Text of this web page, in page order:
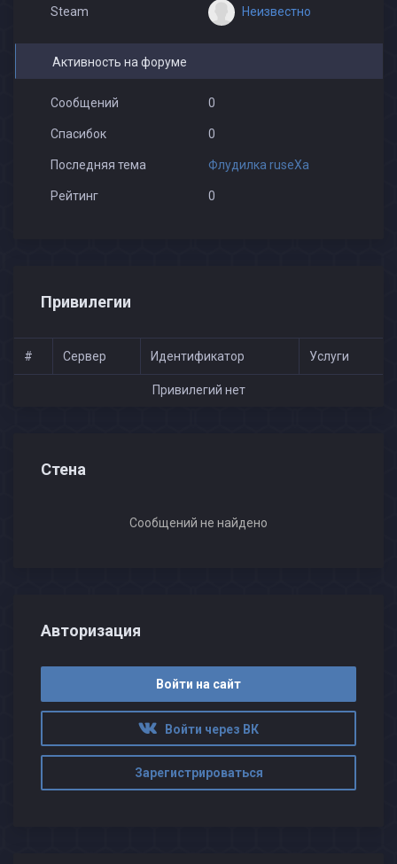
Steam Неизвестно
Активность на форуме
Сообщений 0
Спасибок 0
Последняя тема Флудилка ruseXа
Рейтинг 0
Привилегии
# Сервер Идентификатор Услуги
Привилегий нет
Стена
Сообщений не найдено
Авторизация
Войти на сайт
Войти через ВК
Зарегистрироваться